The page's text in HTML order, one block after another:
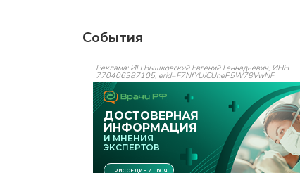
События
Реклама: ИП Вышковский Евгений Геннадьевич, ИНН
770406387105, erid=F7NfYUJCUneP5W78VwNF